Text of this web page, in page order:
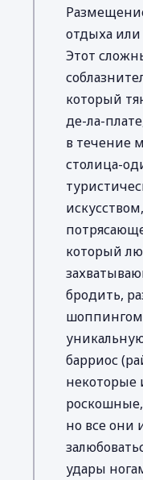
отдыха или
Этот
который
де-ла-
в течение
столица-
который
бродить,
шоппингом
барриос
некоторые
но все они
удары